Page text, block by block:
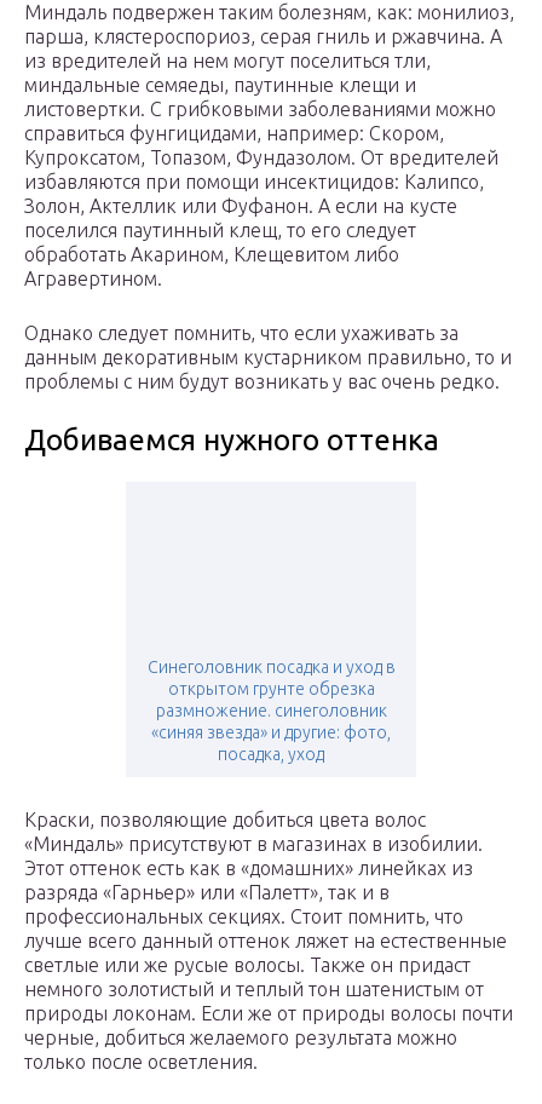
Миндаль подвержен таким болезням, как: монилиоз,
парша, клястероспориоз, серая гниль и ржавчина. А
из вредителей на нем могут поселиться тли,
миндальные семяеды, паутинные клещи и
листовертки. С грибковыми заболеваниями можно
справиться фунгицидами, например: Скором,
Купроксатом, Топазом, Фундазолом. От вредителей
избавляются при помощи инсектицидов: Калипсо,
Золон, Актеллик или Фуфанон. А если на кусте
поселился паутинный клещ, то его следует
обработать Акарином, Клещевитом либо
Агравертином.
Однако следует помнить, что если ухаживать за
данным декоративным кустарником правильно, то и
проблемы с ним будут возникать у вас очень редко.
Добиваемся нужного оттенка
Синеголовник посадка и уход в
открытом грунте обрезка
размножение. синеголовник
«синяя звезда» и другие: фото,
посадка, уход
Краски, позволяющие добиться цвета волос
«Миндаль» присутствуют в магазинах в изобилии.
Этот оттенок есть как в «домашних» линейках из
разряда «Гарньер» или «Палетт», так и в
профессиональных секциях. Стоит помнить, что
лучше всего данный оттенок ляжет на естественные
светлые или же русые волосы. Также он придаст
немного золотистый и теплый тон шатенистым от
природы локонам. Если же от природы волосы почти
черные, добиться желаемого результата можно
только после осветления.